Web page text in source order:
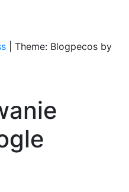
Theme: Blogpecos by